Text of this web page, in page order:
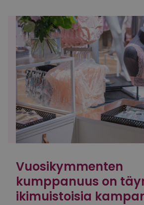
Vuosikymmenten
kumppanuus on
ikimuistoisia